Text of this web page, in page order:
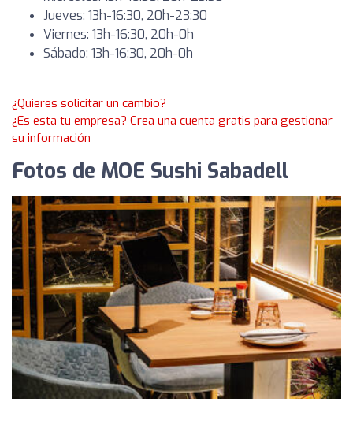
Jueves: 13h-16:30, 20h-23:30
Viernes: 13h-16:30, 20h-0h
Sábado: 13h-16:30, 20h-0h
¿Quieres solicitar un cambio?
¿Es esta tu empresa? Crea una cuenta gratis para gestionar
su información
Fotos de MOE Sushi Sabadell